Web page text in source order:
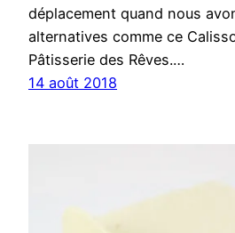
déplacement quand nous
alternatives comme ce
Pâtisserie des Rêves.…
14 août 2018